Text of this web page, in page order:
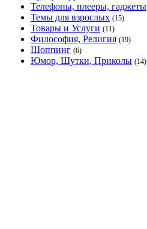
Телефоны, плееры, гаджеты
Темы для взрослых (15)
Товары и Услуги (11)
Философия, Религия (19)
Шоппинг (6)
Юмор, Шутки, Приколы (14)